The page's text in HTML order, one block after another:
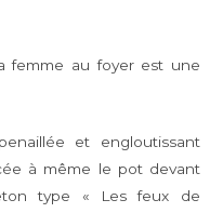
femme au foyer est une
et engloutissant
à même le pot devant
type « Les feux de